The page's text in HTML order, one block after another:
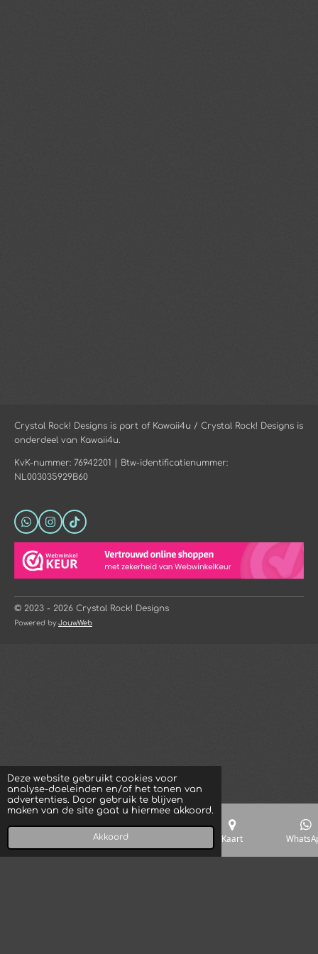
Deze website gebruikt cookies voor
analyse-doeleinden en/of het tonen van
advertenties. Door gebruik te blijven
maken van de site gaat u hiermee akkoord.
Akkoord
Crystal Rock! Designs is part of Kawaii4u / Crystal Rock! Designs is
onderdeel van Kawaii4u.
KvK-nummer: 76942201 | Btw-identificatienummer:
NL003035929B60
W
h
t
s
A
p
I
n
t
a
g
a
m
T
i
T
o
k
© 2023 - 2026 Crystal Rock! Designs
Powered byJouwWeb
Telefoonnummer Kaart